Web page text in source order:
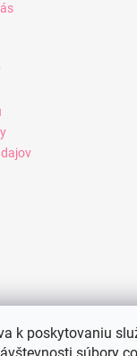
k poskytovaniu